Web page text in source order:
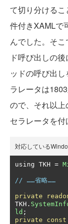
て切り分けるこ
件付きXAMLで
んでした。そ
ド呼び出しの
ッドの呼び出
ラレータは
ので、それ以
セラレータを付
対応している
using TKH =
// ……省略……
private
TKH .
ld ;
private
const